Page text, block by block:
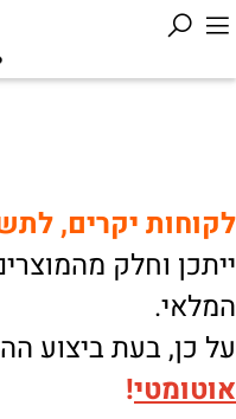
לקוחות יקרים,
ייתכן וחלק
המלאי.
על כן, בעת ביצוע
אוטומטי!